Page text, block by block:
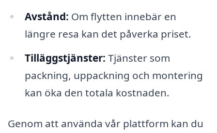
Avstånd: Om flytten innebär en
längre resa kan det påverka priset.
Tilläggstjänster: Tjänster som
packning, uppackning och montering
kan öka den totala kostnaden.
Genom att använda vår plattform kan du